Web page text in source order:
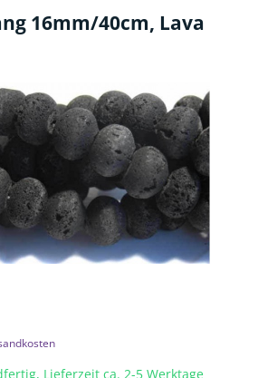
16mm/40cm, Lava
Lieferzeit ca. 2-5 Werktage